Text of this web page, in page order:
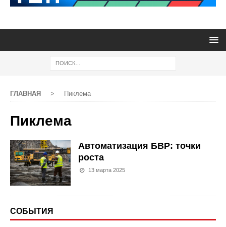
ГЛАВНАЯ > Пиклема
Пиклема
Автоматизация БВР: точки
роста
13 марта 2025
СОБЫТИЯ